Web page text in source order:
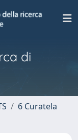
di
6 Curatela